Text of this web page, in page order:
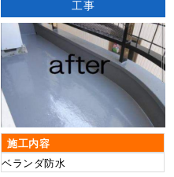
工事
施工内容
ベランダ防水